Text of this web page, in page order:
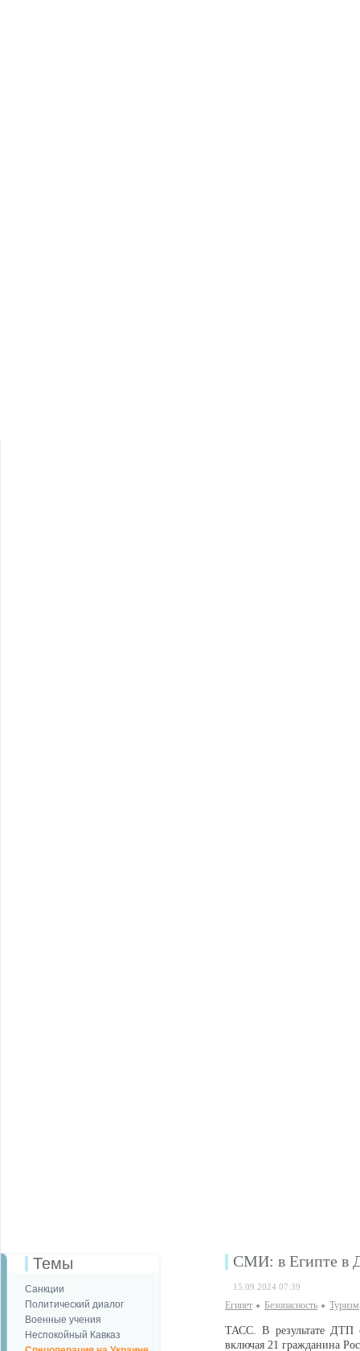
Темы
Санкции
Политический диалог
Военные учения
Неспокойный Кавказ
СМИ: в Египте в
15.09.2024 07:39
Египет Безопаcность Туризм
ТАСС. В результате ДТП
включая 21 гражданина